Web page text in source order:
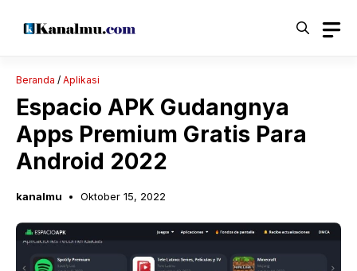
Beranda / Aplikasi
Espacio APK Gudangnya
Apps Premium Gratis Para
Android 2022
kanalmu Oktober 15, 2022